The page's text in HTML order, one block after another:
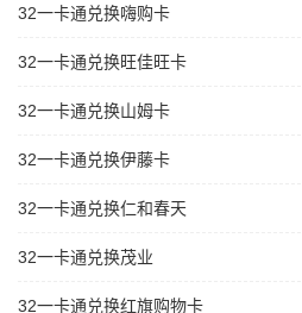
32一卡通兑换嗨购卡
32一卡通兑换旺佳旺卡
32一卡通兑换山姆卡
32一卡通兑换伊藤卡
32一卡通兑换仁和春天
32一卡通兑换茂业
32一卡通兑换红旗购物卡